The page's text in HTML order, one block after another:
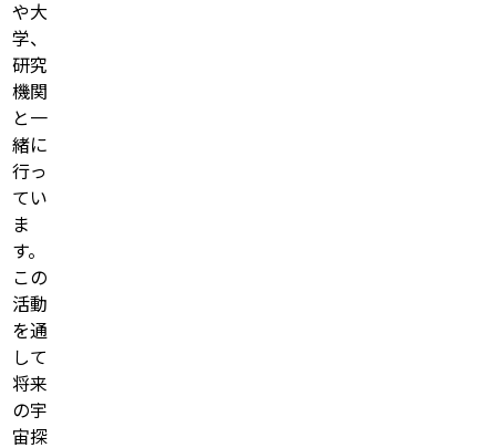
や大
学、
研究
機関
と一
緒に
行っ
てい
ま
す。
この
活動
を通
して
将来
の宇
宙探